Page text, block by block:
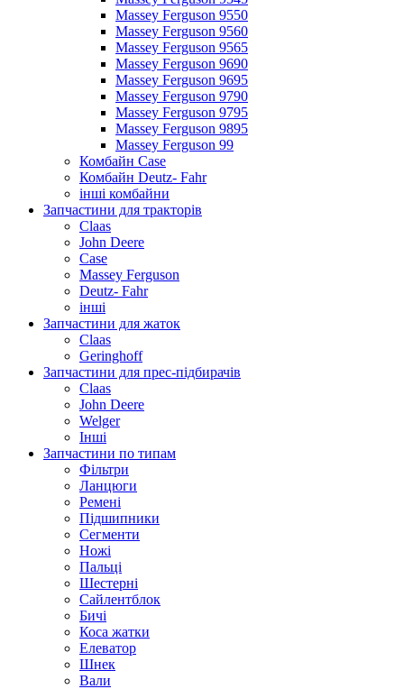
Massey Ferguson 9550
Massey Ferguson 9560
Massey Ferguson 9565
Massey Ferguson 9690
Massey Ferguson 9695
Massey Ferguson 9790
Massey Ferguson 9795
Massey Ferguson 9895
Massey Ferguson 99
Комбайн Case
Комбайн Deutz- Fahr
інші комбайни
Запчастини для тракторів
Claas
John Deere
Case
Massey Ferguson
Deutz- Fahr
інші
Запчастини для жаток
Claas
Geringhoff
Запчастини для прес-підбирачів
Claas
John Deere
Welger
Інші
Запчастини по типам
Фільтри
Ланцюги
Ремені
Підшипники
Сегменти
Ножі
Пальці
Шестерні
Сайлентблок
Бичі
Коса жатки
Елеватор
Шнек
Вали